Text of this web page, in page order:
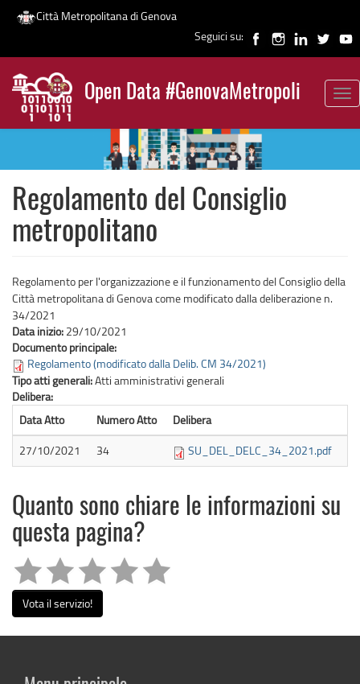
Salta
contenuto
principale
Città Metropolitana di Genova
Seguici su:
Open Data #GenovaMetropoli
News
Regolamento del Consiglio
metropolitano
Regolamento per l'organizzazione e il funzionamento del Consiglio della
Città metropolitana di Genova come modificato dalla deliberazione n.
34/2021
Data inizio: 29/10/2021
Documento principale:
Regolamento (modificato dalla Delib. CM 34/2021)
Tipo atti generali:Atti amministrativi generali
Delibera:
Data Atto
Numero Atto
Delibera
27/10/2021
34 SU_DEL_DELC_34_2021.pdf
Quanto sono chiare le informazioni su
questa pagina?
Vota il servizio!